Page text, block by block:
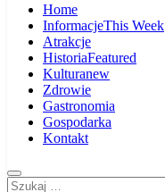
Home
InformacjeThis Week
Atrakcje
HistoriaFeatured
Kulturanew
Zdrowie
Gastronomia
Gospodarka
Kontakt
Szukaj: